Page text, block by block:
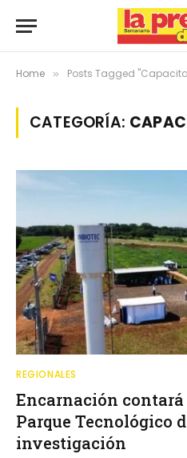
Home » Posts Tagged
CATEGORÍA:
REGIONALES
Encarnación
Parque Tecnológico
investigación